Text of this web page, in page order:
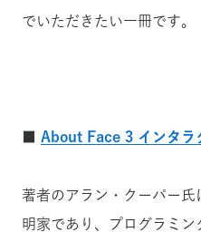
でいただきたい一冊です。
About Face 3 インタラ
著者のアラン・クーパー
明家であり、プログラミン